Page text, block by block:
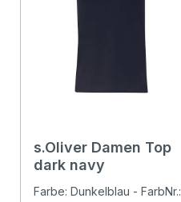
s.Oliver Damen Top
dark navy
Farbe: Dunkelblau - FarbNr.: